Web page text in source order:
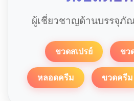
ผู้เชี่ยวชาญด้านบรรจุภั
ขวดสเปรย์ ขว
หลอดครีม ขวดครีม